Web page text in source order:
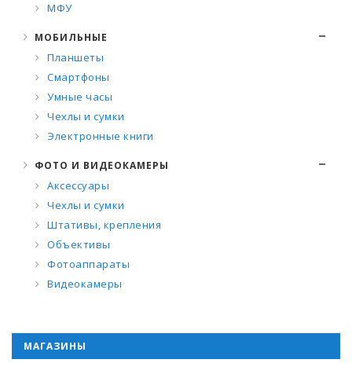
МФУ
МОБИЛЬНЫЕ
Планшеты
Смартфоны
Умные часы
Чехлы и сумки
Электронные книги
ФОТО И ВИДЕОКАМЕРЫ
Аксессуары
Чехлы и сумки
Штативы, крепления
Объективы
Фотоаппараты
Видеокамеры
МАГАЗИНЫ